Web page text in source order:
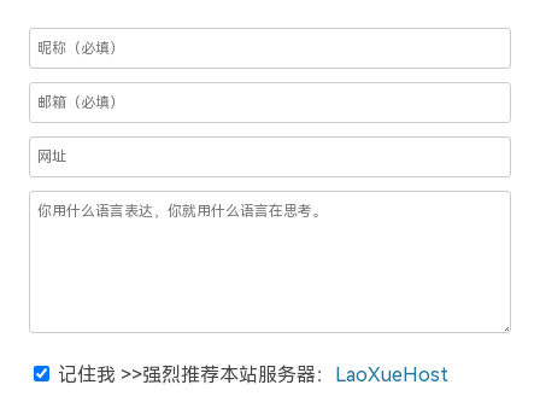
记住我 >>强烈推荐本站服务器： LaoXueHost